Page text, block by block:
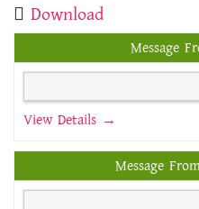
Download
Message
View Details →
Message